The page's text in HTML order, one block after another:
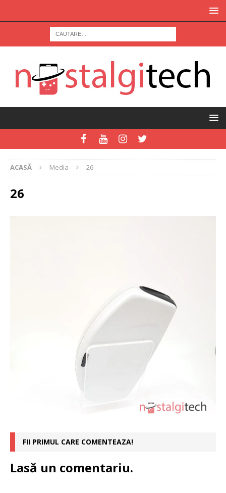
ACASĂ Media 26
26
FII PRIMUL CARE COMENTEAZA!
Lasă un comentariu.